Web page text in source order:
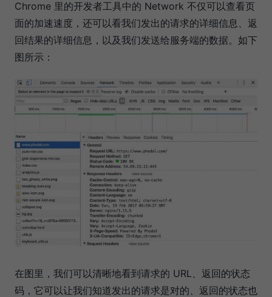
Chrome 里的开发者工具中的 Network 不仅可以查看页
面的加速速度，还可以看我们发出的请求的详细信息、返
回结果的详细信息，以及我们发送给服务端的数据。如下
图所示：
在图里，我们可以清晰地看到请求的 URL、返回的状态
码，它可以让我们知道发出的请求是对的、返回的状态也